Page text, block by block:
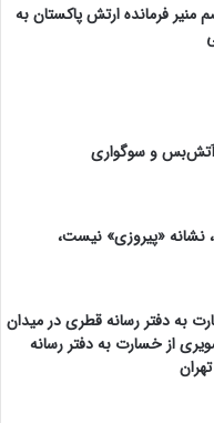
منیر فرمانده ارتش پاکستان به
آتش‌بس و سوگواری
«پیروزی» نیست،
به دفتر رسانه قطری در میدان
از خسارت به دفتر رسانه